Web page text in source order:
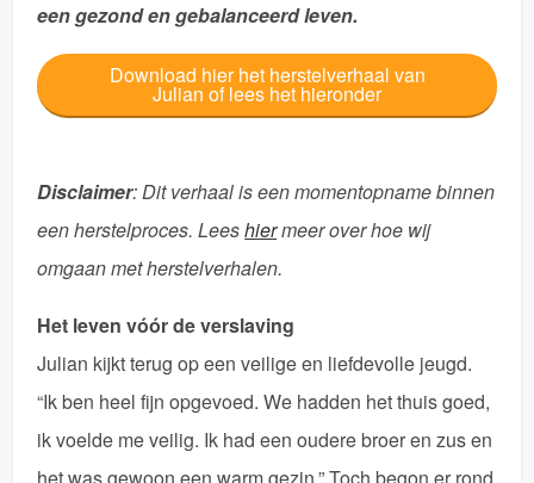
een gezond en gebalanceerd leven.
Download hier het herstelverhaal van
Julian of lees het hieronder
Disclaimer: Dit verhaal is een momentopname binnen
een herstelproces. Leeshiermeer over hoe wij
omgaan met herstelverhalen.
Het leven vóór de verslaving
Julian kijkt terug op een veilige en liefdevolle jeugd.
“Ik ben heel fijn opgevoed. We hadden het thuis goed,
ik voelde me veilig. Ik had een oudere broer en zus en